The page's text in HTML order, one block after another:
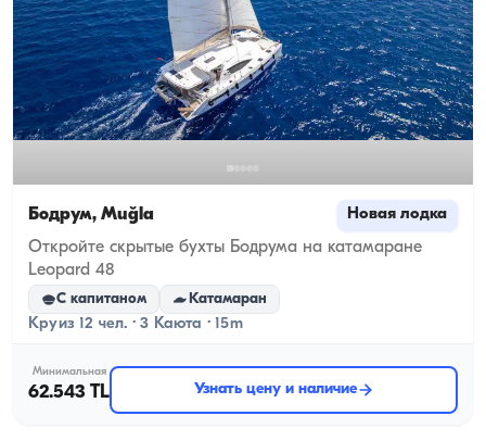
Бодрум, Muğla Новая лодка
Откройте скрытые бухты Бодрума на катамаране
Leopard 48
С капитаном Катамаран
Круиз 12 чел. · 3 Каюта · 15m
Минимальная
62.543 TL Узнать цену и наличие